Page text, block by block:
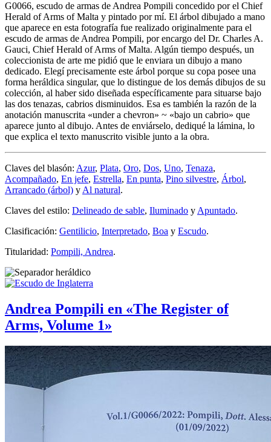
G0066, escudo de armas de Andrea Pompili concedido por el Chief
Herald of Arms of Malta y pintado por mí. El árbol dibujado a mano
que aparece en esta fotografía fue realizado originalmente para el
escudo de armas de Andrea Pompili, por encargo del Dr. Charles A.
Gauci, Chief Herald of Arms of Malta. Algún tiempo después, un
coleccionista de arte me pidió que le enviara un dibujo a mano
dedicado. Elegí precisamente este árbol porque su copa posee una
forma heráldica singular, que lo distingue de los demás dibujos de su
colección, al haber sido diseñada específicamente para situarse bajo
las dos tenazas, cabrios disminuidos. Esa es también la razón de la
anotación manuscrita «under a chevron» ~ «bajo un cabrio» que
aparece junto al dibujo. Antes de enviárselo, dediqué la lámina, lo
que explica el texto manuscrito visible junto a la obra.
Claves del blasón: Azur, Plata, Oro, Dos, Uno, Tenaza,
Acompañado, En jefe, Estrella, En punta, Pino silvestre, Árbol,
Arrancado (árbol) yAl natural.
Claves del estilo: Delineado de sable, Iluminado yApuntado.
Clasificación: Gentilicio, Interpretado, Boa y Escudo.
Titularidad: Pompili, Andrea.
Andrea Pompili en «The Register of
Arms, Volume 1»